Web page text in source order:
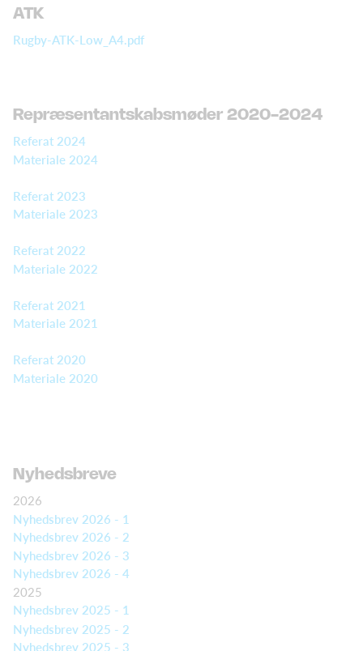
ATK
Rugby-ATK-Low_A4.pdf
Repræsentantskabsmøder 2020-2024
Referat 2024
Materiale 2024
Referat 2023
Materiale 2023
Referat 2022
Materiale 2022
Referat 2021
Materiale 2021
Referat 2020
Materiale 2020
Nyhedsbreve
2026
Nyhedsbrev 2026 - 1
Nyhedsbrev 2026 - 2
Nyhedsbrev 2026 - 3
Nyhedsbrev 2026 - 4
2025
Nyhedsbrev 2025 - 1
Nyhedsbrev 2025 - 2
Nyhedsbrev 2025 - 3